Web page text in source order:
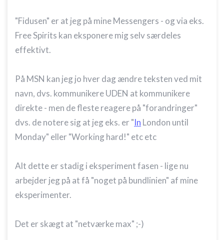
"Fidusen" er at jeg på mine Messengers - og via eks.
Free Spirits kan eksponere mig selv særdeles
effektivt.
På MSN kan jeg jo hver dag ændre teksten ved mit
navn, dvs. kommunikere UDEN at kommunikere
direkte - men de fleste reagere på "forandringer"
dvs. de notere sig at jeg eks. er "In London until
Monday" eller "Working hard!" etc etc
Alt dette er stadig i eksperiment fasen - lige nu
arbejder jeg på at få "noget på bundlinien" af mine
eksperimenter.
Det er skægt at "netværke max" ;-)
Bruge præcise geografiske
Identificere enheder baseret på aktivt
Ikke-IAB-behandlingsformål:
Nødvendig
Ydeevne
Funktionel